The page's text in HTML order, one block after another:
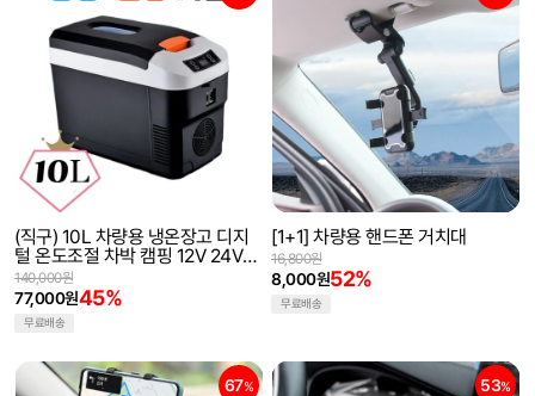
(직구) 10L 차량용 냉온장고 디지
털 온도조절 차박 캠핑 12V 24V
220V 지원
77,000원45%
140,000원
무료배송
[1+1] 차량용 핸드폰 거치대
8,000원52%
16,800원
무료배송
67% 53%